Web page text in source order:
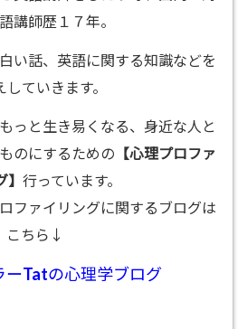
講師歴１７年。
い話、英語に関する知識などを
していきます。
っと生き易くなる、身近な人と
のにするための 【心理プロファ
行っています。
ファイリングに関するブログは
こちら↓
ーTatの心理学ブログ